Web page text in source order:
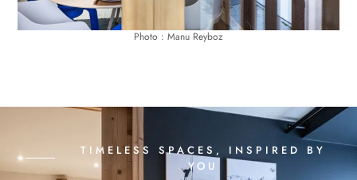
Photo : Manu Reyboz
TIMELESS SPACES, INSPIRED BY
YOU